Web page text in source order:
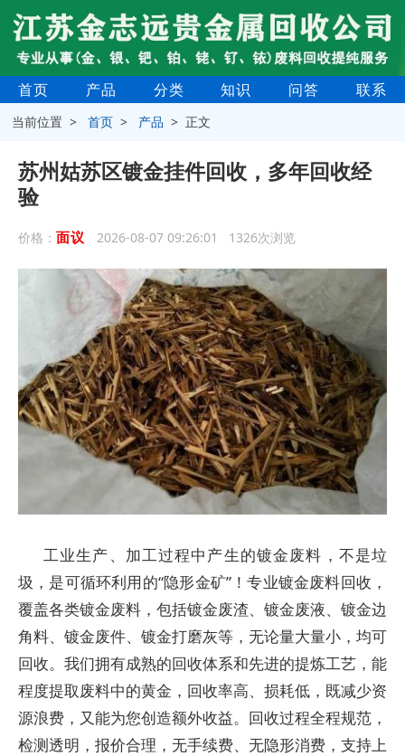
首页 产品 分类 知识 问答 联系
当前位置 >首页 > 产品 > 正文
苏州姑苏区镀金挂件回收，多年回收经
验
价格： 面议 2026-08-07 09:26:01 1326次浏览
工业生产、加工过程中产生的镀金废料，不是垃
圾，是可循环利用的“隐形金矿”！专业镀金废料回收，
覆盖各类镀金废料，包括镀金废渣、镀金废液、镀金边
角料、镀金废件、镀金打磨灰等，无论量大量小，均可
回收。我们拥有成熟的回收体系和先进的提炼工艺，能
程度提取废料中的黄金，回收率高、损耗低，既减少资
源浪费，又能为您创造额外收益。回收过程全程规范，
检测透明，报价合理，无手续费、无隐形消费，支持上